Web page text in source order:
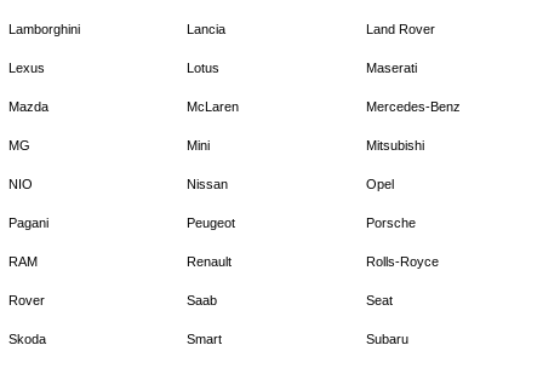
Lamborghini Lancia Land Rover
Lexus Lotus Maserati
Mazda McLaren Mercedes-Benz
MG Mini Mitsubishi
NIO Nissan Opel
Pagani Peugeot Porsche
RAM Renault Rolls-Royce
Rover Saab Seat
Skoda Smart Subaru